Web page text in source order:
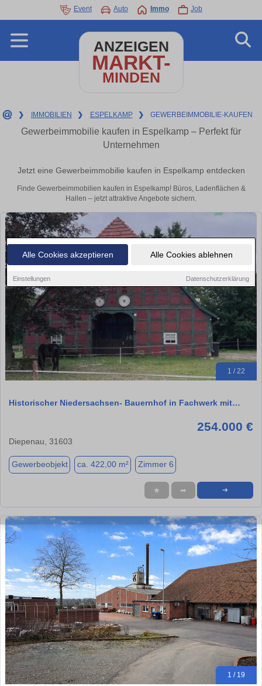
Alle Cookies akzeptieren Alle Cookies ablehnen
Einstellungen Datenschutzerklärung
Event Auto Immo Job
ANZEIGEN
MARKT-
MINDEN
❯ IMMOBILIEN ❯ ESPELKAMP ❯ GEWERBEIMMOBILIE-KAUFEN
Gewerbeimmobilie kaufen in Espelkamp – Perfekt für
Unternehmen
Jetzt eine Gewerbeimmobilie kaufen in Espelkamp entdecken
Finde Gewerbeimmobilien kaufen in Espelkamp! Büros, Ladenflächen &
Hallen – jetzt attraktive Angebote sichern.
1 / 22
Historischer Niedersachsen- Bauernhof in Fachwerk mit…
254.000 €
Diepenau, 31603
Gewerbeobjekt ca. 422,00 m² Zimmer 6
★ ➦ ➜
1 / 19